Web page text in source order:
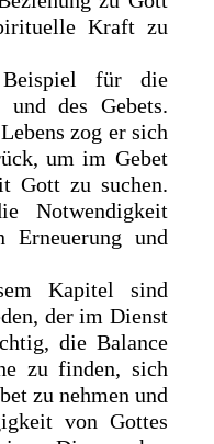
Kraft zu
für die
des Gebets.
zog er sich
um im Gebet
Gott zu suchen.
Notwendigkeit
Erneuerung und
Kapitel sind
der im Dienst
die Balance
zu finden, sich
zu nehmen und
von Gottes